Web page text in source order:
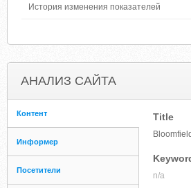
История изменения показателей
АНАЛИЗ САЙТА
Контент
Информер
Посетители
Title
n/a